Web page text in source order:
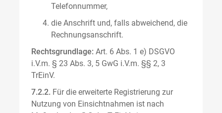
Telefonnummer,
die Anschrift und, falls abweichend, die
Rechnungsanschrift.
Rechtsgrundlage: Art. 6 Abs. 1 e) DSGVO
i.V.m. § 23 Abs. 3, 5 GwG i.V.m. §§ 2, 3
TrEinV.
7.2.2. Für die erweiterte Registrierung zur
Nutzung von Einsichtnahmen ist nach